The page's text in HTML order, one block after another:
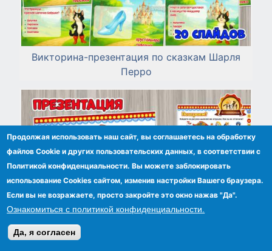
Викторина-презентация по сказкам Шарля
Перро
Продолжая использовать наш сайт, вы соглашаетесь на обработку
файлов Сookie и других пользовательских данных, в соответствии с
Политикой конфиденциальности. Вы можете заблокировать
использование Cookies сайтом, изменив настройки Вашего браузера.
Если вы не возражаете, просто закройте это окно нажав "Да".
Ознакомиться с политикой конфиденциальности.
Да, я согласен